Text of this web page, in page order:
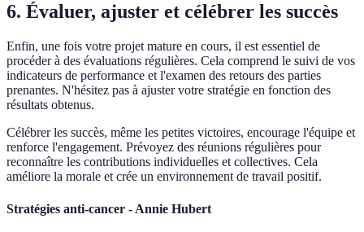
6. Évaluer, ajuster et célébrer les succès
Enfin, une fois votre projet mature en cours, il est essentiel de
procéder à des évaluations régulières. Cela comprend le suivi de vos
indicateurs de performance et l'examen des retours des parties
prenantes. N'hésitez pas à ajuster votre stratégie en fonction des
résultats obtenus.
Célébrer les succès, même les petites victoires, encourage l'équipe et
renforce l'engagement. Prévoyez des réunions régulières pour
reconnaître les contributions individuelles et collectives. Cela
améliore la morale et crée un environnement de travail positif.
Stratégies anti-cancer - Annie Hubert